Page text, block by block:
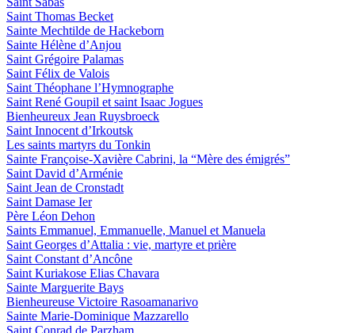
Saint Thomas Becket
Sainte Mechtilde de Hackeborn
Sainte Hélène d’Anjou
Saint Grégoire Palamas
Saint Félix de Valois
Saint Théophane l’Hymnographe
Saint René Goupil et saint Isaac Jogues
Bienheureux Jean Ruysbroeck
Saint Innocent d’Irkoutsk
Les saints martyrs du Tonkin
Sainte Françoise-Xavière Cabrini, la “Mère des émigrés”
Saint David d’Arménie
Saint Jean de Cronstadt
Saint Damase Ier
Père Léon Dehon
Saints Emmanuel, Emmanuelle, Manuel et Manuela
Saint Georges d’Attalia : vie, martyre et prière
Saint Constant d’Ancône
Saint Kuriakose Elias Chavara
Sainte Marguerite Bays
Bienheureuse Victoire Rasoamanarivo
Sainte Marie-Dominique Mazzarello
Saint Conrad de Parzham